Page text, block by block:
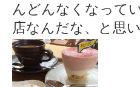
んどんなくなって
店なんだな、と思